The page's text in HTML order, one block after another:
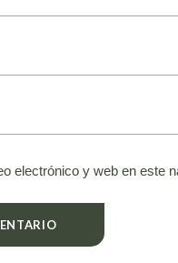
electrónico y web en este